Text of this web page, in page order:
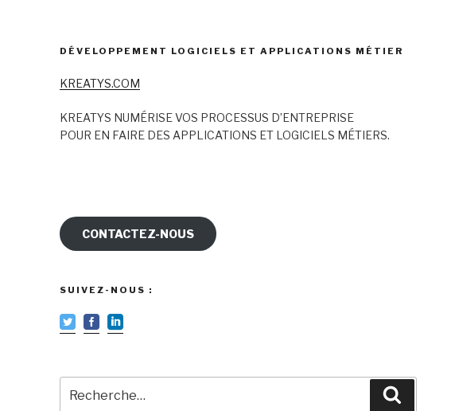
DÉVELOPPEMENT LOGICIELS ET APPLICATIONS MÉTIER
KREATYS.COM
KREATYS NUMÉRISE VOS PROCESSUS D’ENTREPRISE
POUR EN FAIRE DES APPLICATIONS ET LOGICIELS MÉTIERS.
CONTACTEZ-NOUS
SUIVEZ-NOUS :
pour